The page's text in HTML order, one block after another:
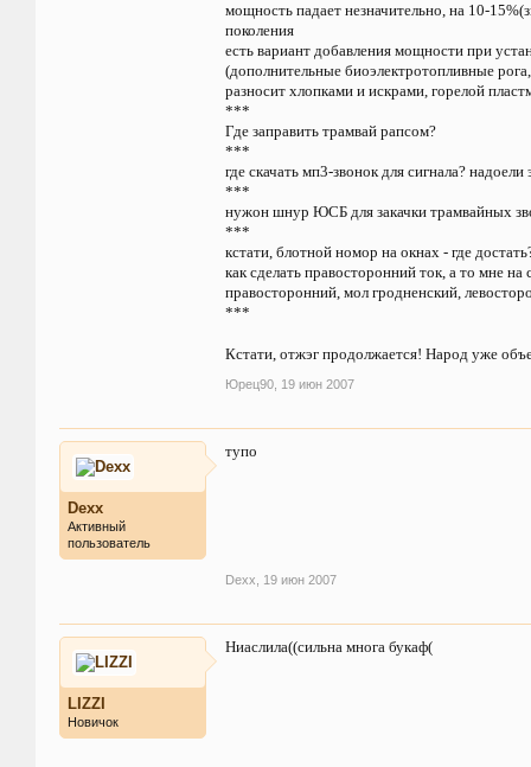
мощность падает незначительно, на 10-
поколения
есть вариант добавления мощности при
(дополнительные биоэлектротопливные
разносит хлопками и искрами, горелой
***
Где заправить трамвай рапсом?
***
где скачать мп3-звонок для сигнала?
***
нужон шнур ЮСБ для закачки трамвайных
***
кстати, блотной номор на окнах - где
как сделать правосторонний ток, а то мне
правосторонний, мол гродненский,
***
Кстати, отжэг продолжается! Народ уже
Юрец90 19 июн 2007
Dexx
Активный
пользователь
тупо
Dexx 19 июн 2007
LIZZI
Новичок
Ниаслила((сильна многа букаф(